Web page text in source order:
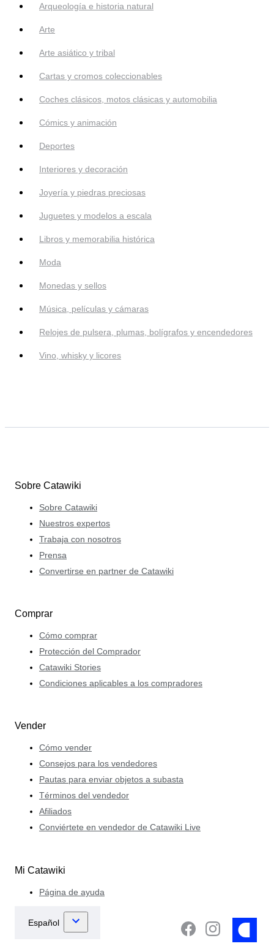
Arqueología e historia natural
Arte
Arte asiático y tribal
Cartas y cromos coleccionables
Coches clásicos, motos clásicas y automobilia
Cómics y animación
Deportes
Interiores y decoración
Joyería y piedras preciosas
Juguetes y modelos a escala
Libros y memorabilia histórica
Moda
Monedas y sellos
Música, películas y cámaras
Relojes de pulsera, plumas, bolígrafos y encendedores
Vino, whisky y licores
Sobre Catawiki
Sobre Catawiki
Nuestros expertos
Trabaja con nosotros
Prensa
Convertirse en partner de Catawiki
Comprar
Cómo comprar
Protección del Comprador
Catawiki Stories
Condiciones aplicables a los compradores
Vender
Cómo vender
Consejos para los vendedores
Pautas para enviar objetos a subasta
Términos del vendedor
Afiliados
Conviértete en vendedor de Catawiki Live
Mi Catawiki
Página de ayuda